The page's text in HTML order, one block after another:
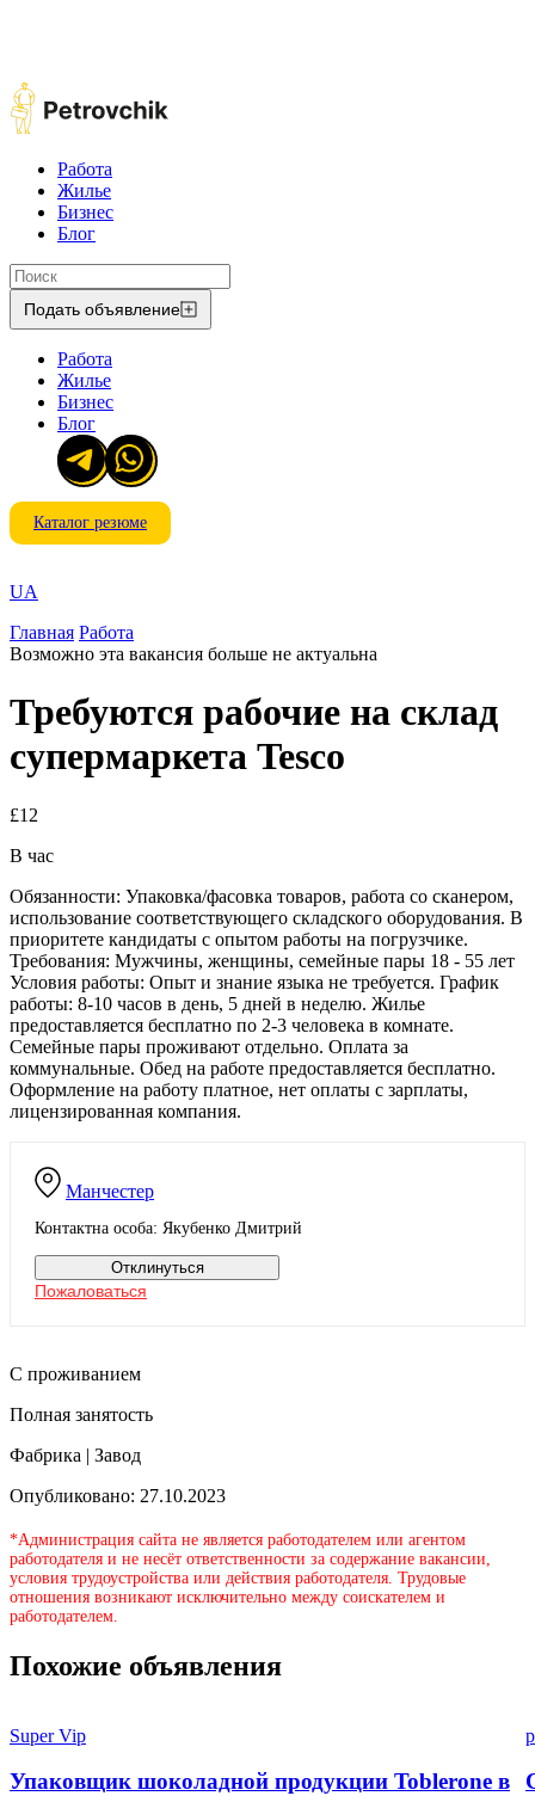
Работа
Жилье
Бизнес
Блог
Подать объявление
Работа
Жилье
Бизнес
Блог
Каталог резюме
UA
Главная Работа
Возможно эта вакансия больше не актуальна
Требуются рабочие на склад
супермаркета Tesco
£12
В час
Манчестер
Контактна особа: Якубенко Дмитрий
Отклинуться
Пожаловаться
Обязанности: Упаковка/фасовка товаров, работа со сканером,
использование соответствующего складского оборудования. В
приоритете кандидаты с опытом работы на погрузчике.
Требования: Мужчины, женщины, семейные пары 18 - 55 лет
Условия работы: Опыт и знание языка не требуется. График
работы: 8-10 часов в день, 5 дней в неделю. Жилье
предоставляется бесплатно по 2-3 человека в комнате.
Семейные пары проживают отдельно. Оплата за
коммунальные. Обед на работе предоставляется бесплатно.
Оформление на работу платное, нет оплаты с зарплаты,
лицензированная компания.
С проживанием
Полная занятость
Фабрика | Завод
Опубликовано: 27.10.2023
*Администрация сайта не является работодателем или агентом
работодателя и не несёт ответственности за содержание вакансии,
условия трудоустройства или действия работодателя. Трудовые
отношения возникают исключительно между соискателем и
работодателем.
Похожие объявления
Super Vip
Упаковщик шоколадной продукции Toblerone в